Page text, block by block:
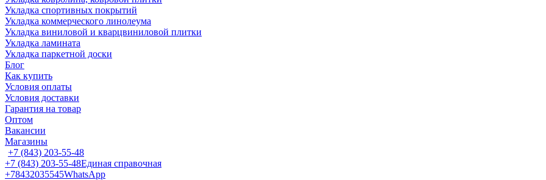
Укладка спортивных покрытий
Укладка коммерческого линолеума
Укладка виниловой и кварцвиниловой плитки
Укладка ламината
Укладка паркетной доски
Блог
Как купить
Условия оплаты
Условия доставки
Гарантия на товар
Оптом
Вакансии
Магазины
+7 (843) 203-55-48
+7 (843) 203-55-48Единая справочная
+78432035545WhatsApp